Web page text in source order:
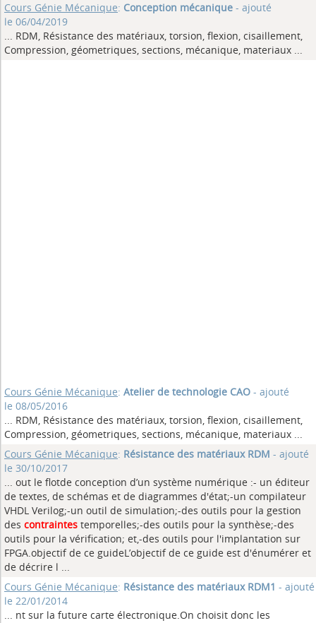
Cours Génie Mécanique: Conception mécanique - ajouté
le 06/04/2019
... RDM, Résistance des matériaux, torsion, flexion, cisaillement,
Compression, géometriques, sections, mécanique, materiaux ...
Cours Génie Mécanique: Atelier de technologie CAO - ajouté
le 08/05/2016
... RDM, Résistance des matériaux, torsion, flexion, cisaillement,
Compression, géometriques, sections, mécanique, materiaux ...
Cours Génie Mécanique: Résistance des matériaux RDM - ajouté
le 30/10/2017
... out le flotde conception d’un système numérique :- un éditeur
de textes, de schémas et de diagrammes d'état;-un compilateur
VHDL Verilog;-un outil de simulation;-des outils pour la gestion
des contraintes temporelles;-des outils pour la synthèse;-des
outils pour la vérification; et,-des outils pour l'implantation sur
FPGA.objectif de ce guideL’objectif de ce guide est d'énumérer et
de décrire l ...
Cours Génie Mécanique: Résistance des matériaux RDM1 - ajouté
le 22/01/2014
... nt sur la future carte électronique.On choisit donc les